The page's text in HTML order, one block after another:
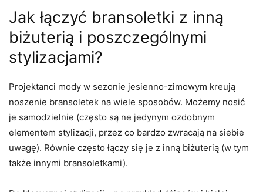
Jak łączyć bransoletki z inną
biżuterią i poszczególnymi
stylizacjami?
Projektanci mody w sezonie jesienno-zimowym kreują
noszenie bransoletek na wiele sposobów. Możemy nosić
je samodzielnie (często są ne jedynym ozdobnym
elementem stylizacji, przez co bardzo zwracają na siebie
uwagę). Równie często łączy się je z inną biżuterią (w tym
także innymi bransoletkami).